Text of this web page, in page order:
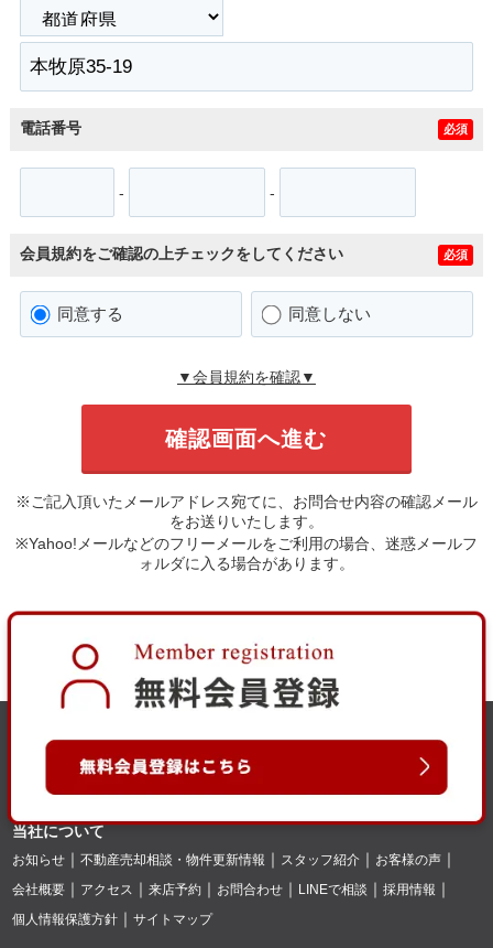
電話番号 必須
- -
会員規約をご確認の上チェックをしてください 必須
同意する 同意しない
▼会員規約を確認▼
※ご記入頂いたメールアドレス宛てに、お問合せ内容の確認メール
をお送りいたします。
※Yahoo!メールなどのフリーメールをご利用の場合、迷惑メールフ
ォルダに入る場合があります。
当社について
お知らせ 不動産売却相談・物件更新情報 スタッフ紹介
お客様の声
会社概要
アクセス 来店予約 お問合わせ LINEで相談
採用情報
個人情報保護方針
サイトマップ